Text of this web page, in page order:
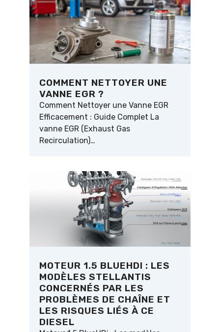
COMMENT NETTOYER UNE
VANNE EGR ?
Comment Nettoyer une Vanne EGR
Efficacement : Guide Complet La
vanne EGR (Exhaust Gas
Recirculation)…
MOTEUR 1.5 BLUEHDI : LES
MODÈLES STELLANTIS
CONCERNÉS PAR LES
PROBLÈMES DE CHAÎNE ET
LES RISQUES LIÉS À CE
DIESEL